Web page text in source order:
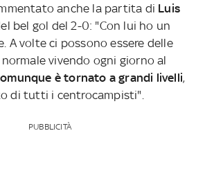
anche la partita di Luis
bel gol del 2-0: "Con lui ho un
A volte ci possono essere delle
vivendo ogni giorno al
è tornato a grandi livelli,
di tutti i centrocampisti".
PUBBLICITÀ